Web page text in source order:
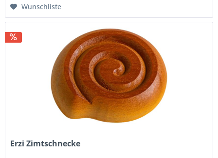
Wunschliste
Erzi Zimtschnecke